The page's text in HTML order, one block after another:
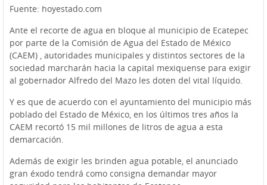
Fuente: hoyestado.com
Ante el recorte de agua en bloque al municipio de Ecatepec
por parte de la Comisión de Agua del Estado de México
(CAEM) , autoridades municipales y distintos sectores de la
sociedad marcharán hacia la capital mexiquense para exigir
al gobernador Alfredo del Mazo les doten del vital líquido.
Y es que de acuerdo con el ayuntamiento del municipio más
poblado del Estado de México, en los últimos tres años la
CAEM recortó 15 mil millones de litros de agua a esta
demarcación.
Además de exigir les brinden agua potable, el anunciado
gran éxodo tendrá como consigna demandar mayor